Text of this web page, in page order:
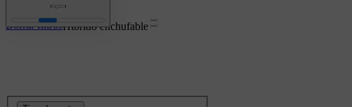
Borrar filtrosHíbrido enchufable